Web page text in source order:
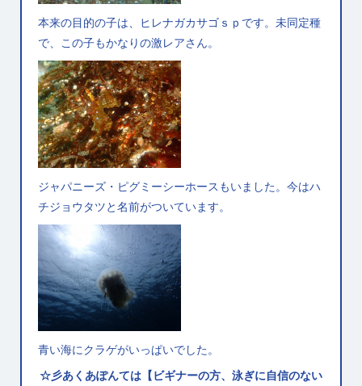
本来の目的の子は、ヒレナガカサゴｓｐです。未同定種
で、この子もかなりの激レアさん。
ジャパニーズ・ピグミーシーホースもいました。今はハ
チジョウタツと名前がついています。
青い海にクラゲがいっぱいでした。
☆彡あくあぽんては【ビギナーの方、泳ぎに自信のない